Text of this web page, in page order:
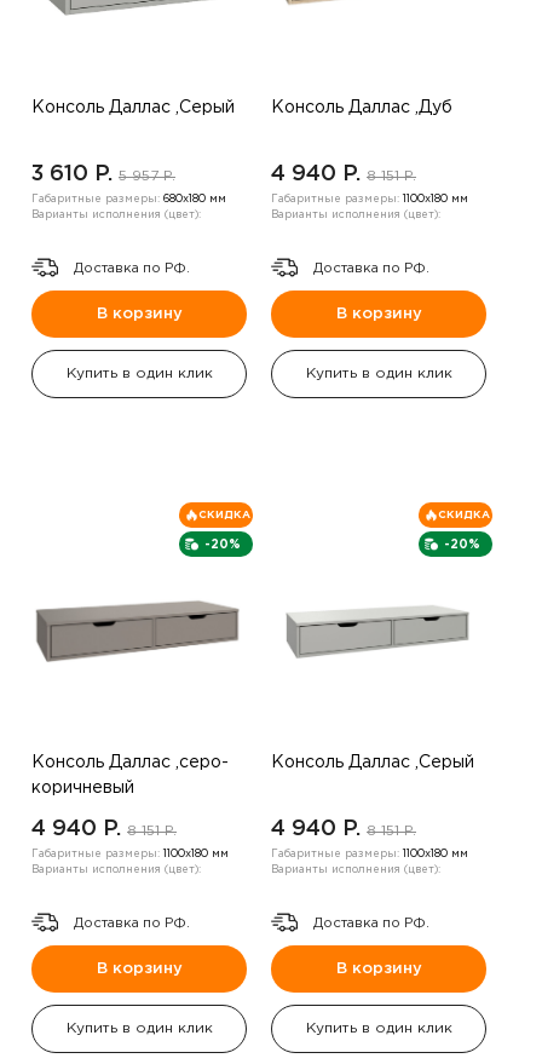
Консоль Даллас ,Серый
3 610 P. 5 957 P.
Габаритные размеры: 680х180 мм
Варианты исполнения (цвет):
Доставка по РФ.
В корзину
Купить в один клик
Консоль Даллас ,Дуб
4 940 P. 8 151 P.
Габаритные размеры:
1100х180 мм
Варианты исполнения (цвет):
Доставка по РФ.
В корзину
Купить в один клик
-20%
СКИДКА
Консоль Даллас ,серо-
коричневый
4 940 P. 8 151 P.
Габаритные размеры:
1100х180 мм
Варианты исполнения (цвет):
Доставка по РФ.
В корзину
Купить в один клик
-20%
СКИДКА
Консоль Даллас ,Серый
4 940 P. 8 151 P.
Габаритные размеры:
1100х180 мм
Варианты исполнения (цвет):
Доставка по РФ.
В корзину
Купить в один клик